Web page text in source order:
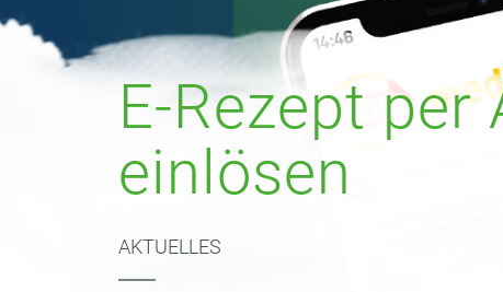
E-Rezept per
einlösen
AKTUELLES